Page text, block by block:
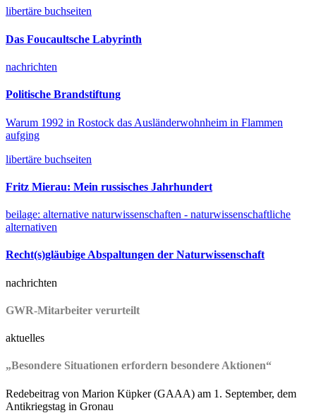
libertäre buchseiten
Das Foucaultsche Labyrinth
nachrichten
Politische Brandstiftung
Warum 1992 in Rostock das Ausländerwohnheim in Flammen
aufging
libertäre buchseiten
Fritz Mierau: Mein russisches Jahrhundert
beilage: alternative naturwissenschaften - naturwissenschaftliche
alternativen
Recht(s)gläubige Abspaltungen der Naturwissenschaft
nachrichten
GWR-Mitarbeiter verurteilt
aktuelles
„Besondere Situationen erfordern besondere Aktionen“
Redebeitrag von Marion Küpker (GAAA) am 1. September, dem
Antikriegstag in Gronau